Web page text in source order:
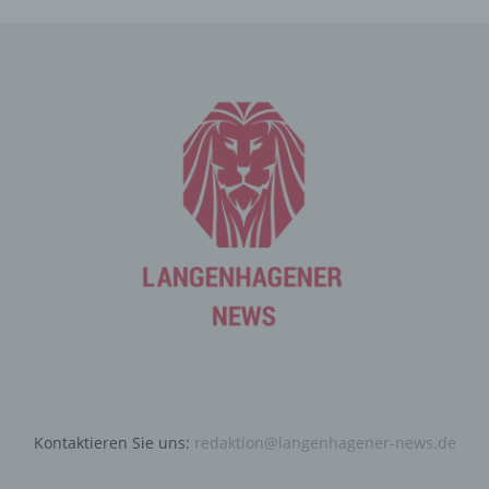
Kontaktieren Sie uns: redaktion@langenhagener-news.de
bereits gesetzte Cookies jederzeit über einen
Internetbrowser oder andere Softwareprogramme
gelöscht werden. Dies ist in allen gängigen
Internetbrowsern möglich. Deaktiviert die betroffene
Person die Setzung von Cookies in dem genutzten
Internetbrowser, sind unter Umständen nicht alle
Funktionen unserer Internetseite vollumfänglich nutzbar.
Erfassung von allgemeinen Daten
Daten und Informationen. Diese allgemeinen Daten und